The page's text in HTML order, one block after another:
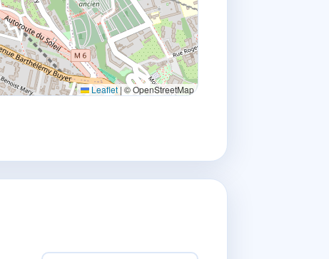
Leaflet | © OpenStreetMap